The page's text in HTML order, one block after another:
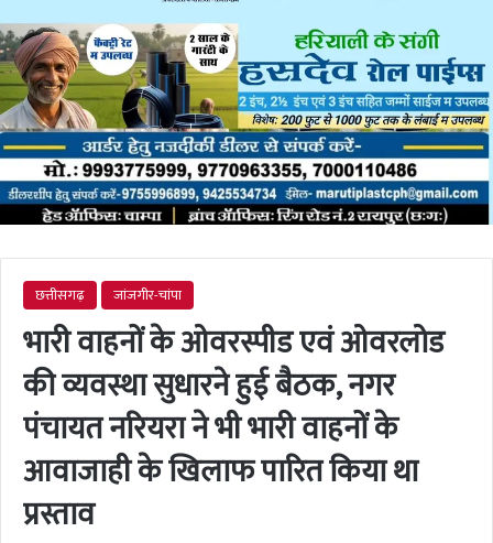
छत्तीसगढ़ जांजगीर-चांपा
भारी वाहनों के ओवरस्पीड एवं ओवरलोड
की व्यवस्था सुधारने हुई बैठक, नगर
पंचायत नरियरा ने भी भारी वाहनों के
आवाजाही के खिलाफ पारित किया था
प्रस्ताव